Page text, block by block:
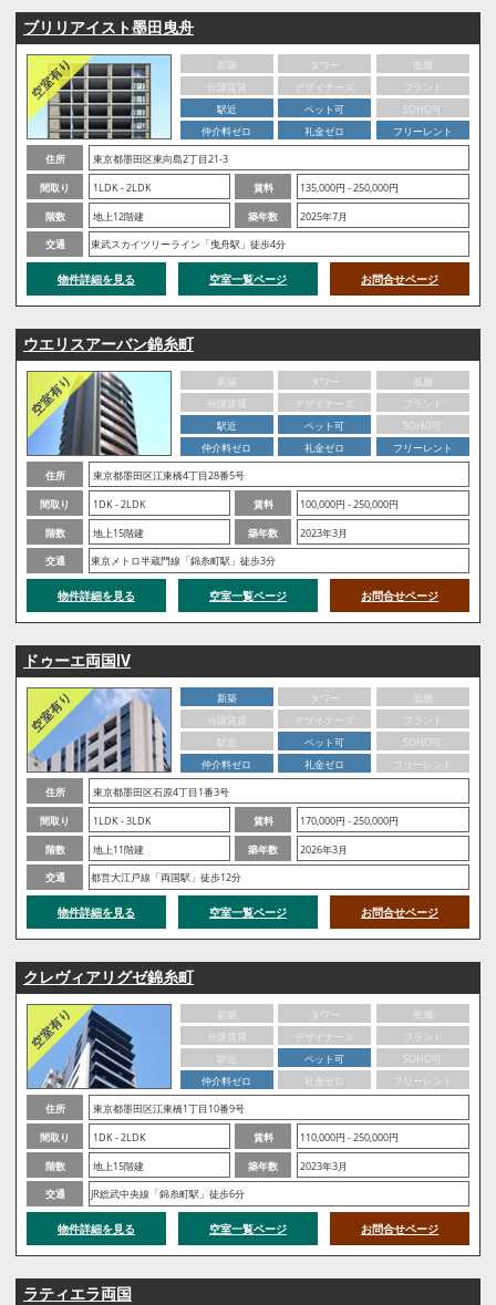
ブリリアイスト墨田曳舟
新築 タワー
低層
分譲賃貸
デザイナーズ
ブランド
駅近
ペット可
SOHO可
仲介料ゼロ
礼金ゼロ
フリーレント
住所
東京都墨田区東向島2丁目21-3
間取り
1LDK - 2LDK 賃料
135,000円 - 250,000円
階数
地上12階建 築年数
2025年7月
交通
東武スカイツリーライン「曳舟駅」徒歩4分
物件詳細を見る 空室一覧ページ お問合せページ
ウエリスアーバン錦糸町
新築 タワー
低層
分譲賃貸
デザイナーズ
ブランド
駅近
ペット可
SOHO可
仲介料ゼロ
礼金ゼロ
フリーレント
住所
東京都墨田区江東橋4丁目28番5号
間取り
1DK - 2LDK 賃料
100,000円 - 250,000円
階数
地上15階建 築年数
2023年3月
交通
東京メトロ半蔵門線「錦糸町駅」徒歩3分
物件詳細を見る 空室一覧ページ お問合せページ
ドゥーエ両国Ⅳ
新築 タワー
低層
分譲賃貸
デザイナーズ
ブランド
駅近
ペット可
SOHO可
仲介料ゼロ
礼金ゼロ
フリーレント
住所
東京都墨田区石原4丁目1番3号
間取り
1LDK - 3LDK 賃料
170,000円 - 250,000円
階数
地上11階建 築年数
2026年3月
交通
都営大江戸線「両国駅」徒歩12分
物件詳細を見る 空室一覧ページ お問合せページ
クレヴィアリグゼ錦糸町
新築 タワー
低層
分譲賃貸
デザイナーズ
ブランド
駅近
ペット可
SOHO可
仲介料ゼロ
礼金ゼロ
フリーレント
住所
東京都墨田区江東橋1丁目10番9号
間取り
1DK - 2LDK 賃料
110,000円 - 250,000円
階数
地上15階建 築年数
2023年3月
交通
JR総武中央線「錦糸町駅」徒歩6分
物件詳細を見る 空室一覧ページ お問合せページ
ラティエラ両国